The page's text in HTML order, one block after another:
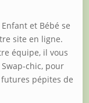
et Bébé se
site en ligne.
équipe, il vous
chic, pour
pépites de